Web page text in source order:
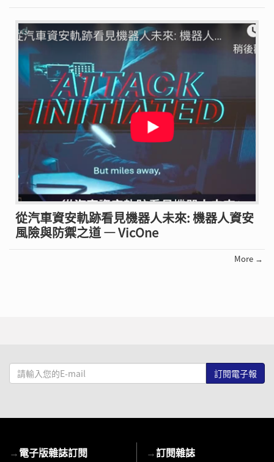
從汽車資安軌跡看見機器人未來: 機器人資安
風險與防禦之道 — VicOne
More →
請
輸
mail
→電子版雜誌訂閱 →訂閱雜誌